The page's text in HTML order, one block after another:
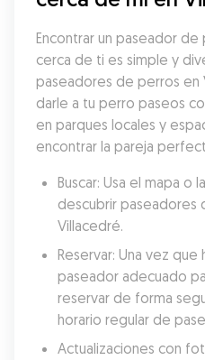
Encontrar un paseador
cerca de ti es simple y
paseadores de perros en
darle a tu perro paseos
en parques locales y
encontrar la pareja
Buscar: Usa el mapa o
descubrir paseadores
Villacedré.
Reservar: Una vez que
paseador adecuado
reservar de forma
horario regular de
Actualizaciones con